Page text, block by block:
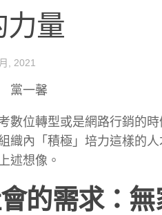
力量
, 2021
黨一馨
數位轉型或是網路行銷的
織內「積極」培力這樣的
述想像。
的需求：